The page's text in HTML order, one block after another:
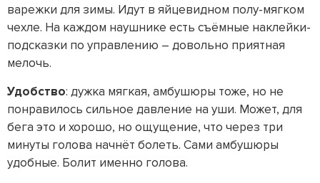
варежки для зимы. Идут в яйцевидном полу-мягком
чехле. На каждом наушнике есть съёмные наклейки-
подсказки по управлению – довольно приятная
мелочь.
Удобство: дужка мягкая, амбушюры тоже, но не
понравилось сильное давление на уши. Может, для
бега это и хорошо, но ощущение, что через три
минуты голова начнёт болеть. Сами амбушюры
удобные. Болит именно голова.